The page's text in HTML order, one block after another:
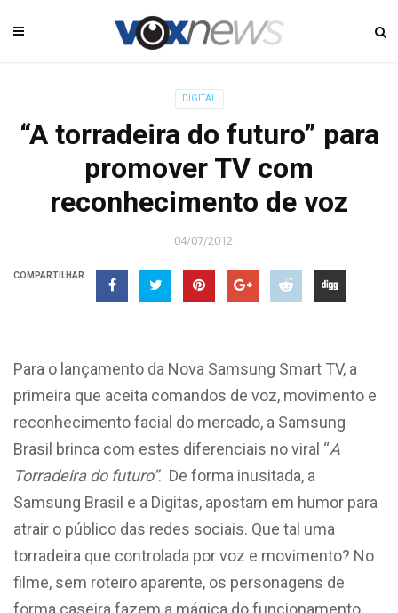
DIGITAL
“A torradeira do futuro” para
promover TV com
reconhecimento de voz
04/07/2012
COMPARTILHAR
Para o lançamento da Nova Samsung Smart TV, a
primeira que aceita comandos de voz, movimento e
reconhecimento facial do mercado, a Samsung
Brasil brinca com estes diferenciais no viral “A
Torradeira do futuro”. De forma inusitada, a
Samsung Brasil e a Digitas, apostam em humor para
atrair o público das redes sociais. Que tal uma
torradeira que controlada por voz e movimento? No
filme, sem roteiro aparente, os personagens de
forma caseira fazem a mágica do funcionamento